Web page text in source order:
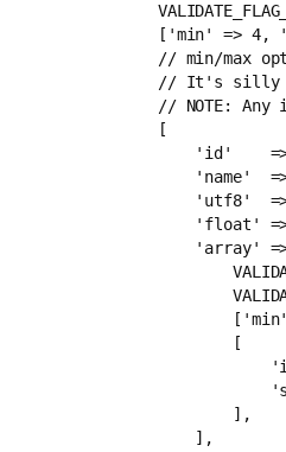
['min' => 4,
// min/max
// It's
// NOTE: Any
            [
'id'
'name'
'utf8'
'float'
'array'
                    [
                    ],
                ],